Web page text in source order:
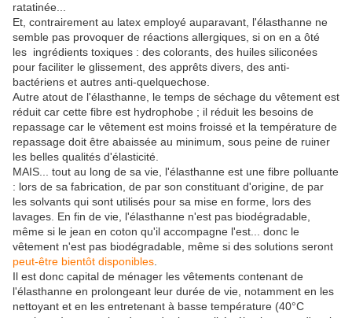
ratatinée...
Et, contrairement au latex employé auparavant, l'élasthanne ne
semble pas provoquer de réactions allergiques, si on en a ôté
les ingrédients toxiques : des colorants, des huiles siliconées
pour faciliter le glissement, des apprêts divers, des anti-
bactériens et autres anti-quelquechose.
Autre atout de l'élasthanne, le temps de séchage du vêtement est
réduit car cette fibre est hydrophobe ; il réduit les besoins de
repassage car le vêtement est moins froissé et la température de
repassage doit être abaissée au minimum, sous peine de ruiner
les belles qualités d'élasticité.
MAIS... tout au long de sa vie, l'élasthanne est une fibre polluante
: lors de sa fabrication, de par son constituant d'origine, de par
les solvants qui sont utilisés pour sa mise en forme, lors des
lavages. En fin de vie, l'élasthanne n'est pas biodégradable,
même si le jean en coton qu'il accompagne l'est... donc le
vêtement n'est pas biodégradable, même si des solutions seront
peut-être bientôt disponibles
Il est donc capital de ménager les vêtements contenant de
l'élasthanne en prolongeant leur durée de vie, notamment en les
nettoyant et en les entretenant à basse température (40°C